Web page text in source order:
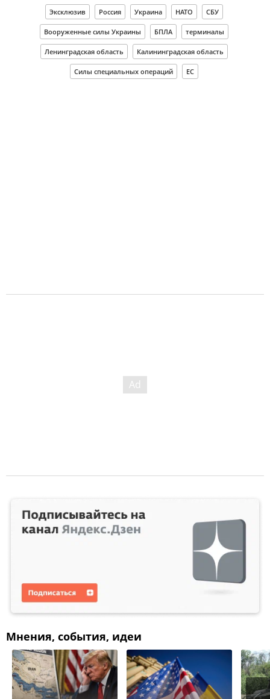
Эксклюзив Россия Украина НАТО СБУ
Вооруженные силы Украины БПЛА терминалы
Ленинградская область Калининградская область
Силы специальных операций ЕС
Мнения, события, идеи